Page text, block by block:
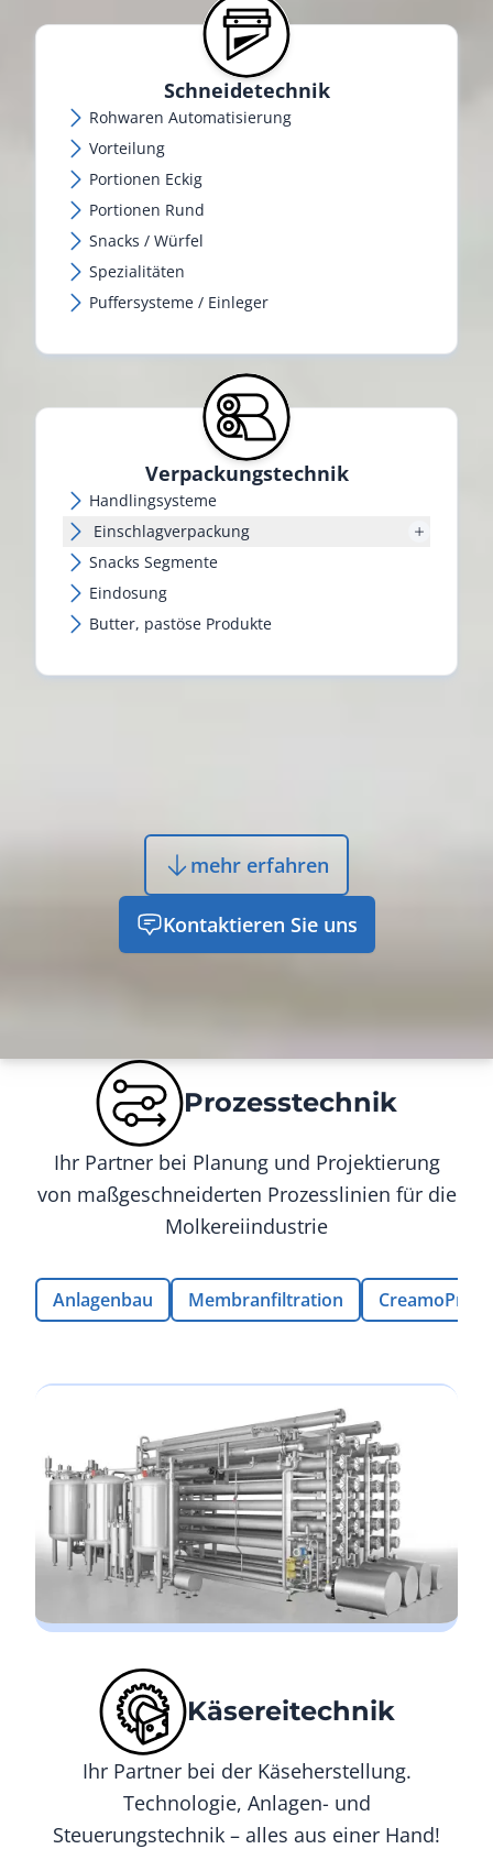
Schneidetechnik
Rohwaren Automatisierung
Vorteilung
Portionen Eckig
Portionen Rund
Snacks / Würfel
Spezialitäten
Puffersysteme / Einleger
Verpackungs­technik
Handlingsysteme
Einschlagverpackung
Snacks Segmente
Eindosung
Butter, pastöse Produkte
mehr erfahren
Kontaktieren Sie uns
Prozesstechnik
Ihr Partner bei Planung und Projektierung
von maßgeschneiderten Prozesslinien für die
Molkereiindustrie
Anlagenbau Membranfiltration CreamoProt
Käsereitechnik
Ihr Partner bei der Käseherstellung.
Technologie, Anlagen- und
Steuerungstechnik – alles aus einer Hand!